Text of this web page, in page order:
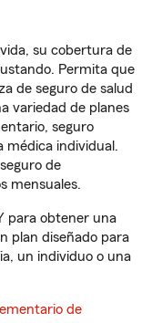
su cobertura de
Permita que
de seguro de salud
variedad de planes
seguro
médica individual.
de
mensuales.
para obtener una
plan diseñado para
un individuo o una
de